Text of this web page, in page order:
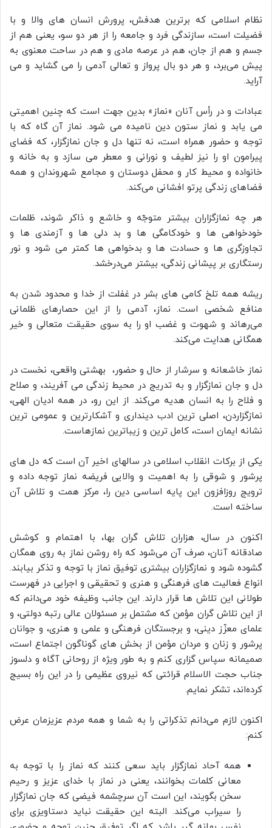
نظام اسلامی که برترین هدفش، پرورش انسان های والا و با
فضیلت است، سازندگی فرد و جامعه را از هر دو سو، یعنی هم از
جسم و هم از جان، هم در عرصه مادی و هم در ساحت معنوی به
پیش می‌برد، و هر دو بال پرواز و تعالی آدمی را می گشاید و می
آراید.
عبادات و در رأس آنان «نماز» بدین جهت است که چنین اهمیتی
می‌ یابد و نماز ستون دین نامیده می شود. نماز آن گاه که با
توجه و حضور همراه است، نه تنها دل و جان نمازگزار، که فضای
پیرامون او را نیز لطیف و نورانی و معطر می سازد و به خانه و
خانواده و محیط کار و محفل دوستان و مجامع شهروندان و همه
فضاهای زندگی پرتو افشانی می‌کند.
هر چه نمازگزاران بیشتر متوجّه و خاشع و ذاکر شوند، ظلمات
خودخواهی ها و خودکامگی ها و بد دلی ها و آزمندی ها و
تجاوزگری ها و حسادت ها و بدخواهی ها کمتر می شود و نور
رستگاری بر پیشانی زندگی، بیشتر می‌درخشد.
ریشه همه تلخ کامی های بشر در غفلت از خدا و محدود شدن به
منافع شخصی است. نماز، آدمی را از این حصارهای ظلمانی
می‌رهاند و شهوت و غضب او را به سوی حقیقت متعالی و خیر
همگانی هدایت می‌‌‌کند.
نماز خاشعانه و سرشار از حال و حضور، بهشتی واقعی، نخست در
دل و جان نمازگزار و به تدریج در محیط زندگی می آفریند، و صلاح
و فلاح را به انسان هدیه می‌کند. از این رو، در همه ادیان الهی،
نمازگزاردن، اصلی ترین ادب دینداری و آشکارترین و عمومی ترین
نشانه ایمان است، کامل ترین و زیباترین نمازهاست.
یکی از برکات انقلاب اسلامی در سال­های اخیر آن است که دل های
پرشور و شوقی را به اهمیت و والایی فریضه نماز توجه داده و
ترویج روزافزون این پایه اساسی دین را، مرکز همت و تلاش آن
ساخته است.
اکنون در سال، هزاران تلاش گران بها، با اهتمام و کوشش
صادقانه آنان، صرف آن می‌شود که راه روشن نماز به روی همگان
گشوده شود و نمازگزاران بیشتری توفیق نماز با توجه و تذکر بیابند.
انواع فعالیت های فرهنگی و هنری و تحقیقی و اجرایی در فهرست
طولانی این تلاش ها قرار دارند. این جانب وظیفه خود می‌دانم که
از این تلاش گران مؤمن که مشتمل بر مسئولان عالی رتبه دولتی، و
علمای معزّز دینی، و برجستگان فرهنگی و علمی و هنری، و جوانان
پرشور و زنان و مردان مؤمن از بخش های گوناگون اجتماع است،
صمیمانه سپاس گزاری کنم و به­ طور ویژه از روحانی آگاه و دلسوز
جناب حجت ‌الاسلام قرائتی که نیروی عظیمی را در این راه بسیج
کرده‌اند، تشکر نمایم.
اکنون لازم می‌دانم تذکراتی را به شما و همه مردم عزیزمان عرض
کنم:
همه آحاد نمازگزار باید سعی کنند که نماز را با توجه به
معانی کلمات بخوانند، یعنی در نماز با خدای عزیز و رحیم
سخن بگویند، این است آن سرچشمه فیضی که جان نمازگزار
را سیراب می‌کند. البته این حقیقت نباید دستاویزی برای